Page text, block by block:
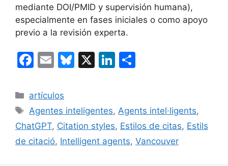
mediante DOI/PMID y supervisión humana),
especialmente en fases iniciales o como apoyo
previo a la revisión experta.
F
c
e
b
o
E
ai
l
Bl
s
k
y
X
Li
e
dI
n
p
ar
tir
Categorías
artículos
Etiquetas
Agentes inteligentes,Agents intel·ligents,
ChatGPT, Citation styles, Estilos de citas, Estils
de citació, Intelligent agents, Vancouver